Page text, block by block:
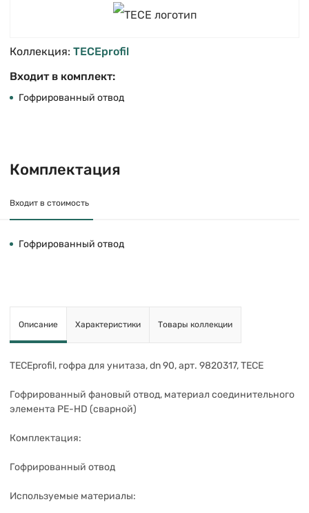
Коллекция: TECEprofil
Входит в комплект:
Гофрированный отвод
Комплектация
Входит в стоимость
Гофрированный отвод
Описание Характеристики Товары коллекции
TECEprofil, гофра для унитаза, dn 90, арт. 9820317, TECE
Гофрированный фановый отвод, материал соединительного
элемента PE-HD (сварной)
Комплектация:
Гофрированный отвод
Используемые материалы: